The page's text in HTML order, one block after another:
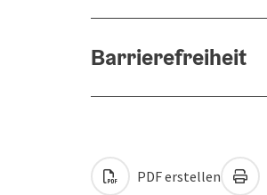
Barrierefreiheit
PDF erstellen